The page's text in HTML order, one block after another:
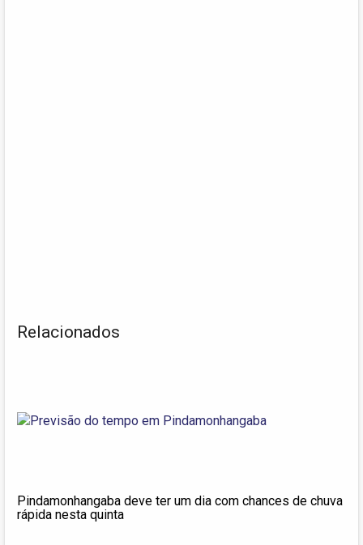
Relacionados
Pindamonhangaba deve ter um dia com chances de chuva
rápida nesta quinta